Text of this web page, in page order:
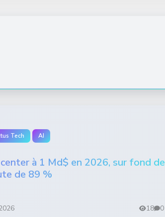
Tech AI
à 1 Md$ en 2026, sur fond de
de 89 %
18 0